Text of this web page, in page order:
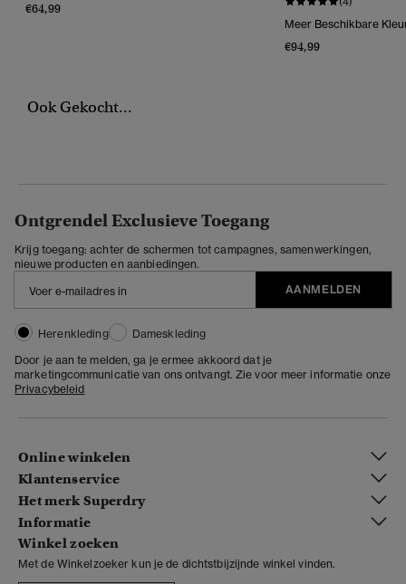
€64,99
Meer Beschikbare
€94,99
Ook Gekocht...
Ontgrendel Exclusieve Toegang
Krijg toegang: achter de schermen tot campagnes, samenwerkingen,
nieuwe producten en aanbiedingen.
AANMELDEN
Herenkleding
Dameskleding
Door je aan te melden, ga je ermee akkoord dat je
marketingcommunicatie van ons ontvangt. Zie voor meer informatie onze
Privacybeleid
Online winkelen
Klantenservice
Het merk Superdry
Informatie
Winkel zoeken
Met de Winkelzoeker kun je de dichtstbijzijnde winkel vinden.